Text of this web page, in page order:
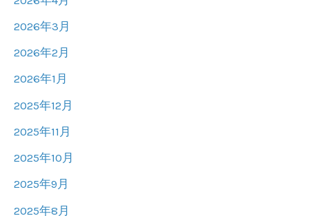
2026年3月
2026年2月
2026年1月
2025年12月
2025年11月
2025年10月
2025年9月
2025年8月